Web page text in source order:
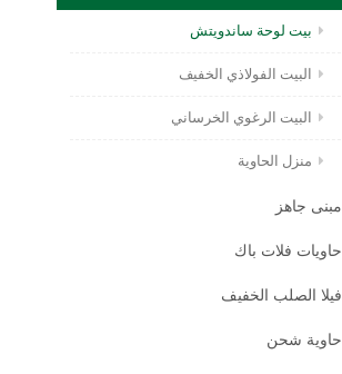
بيت لوحة ساندويتش
البيت الفولاذي الخفيف
البيت الرغوي الخرساني
منزل الحاوية
مبنى جاهز
حاويات فلات باك
فيلا الصلب الخفيف
حاوية شحن